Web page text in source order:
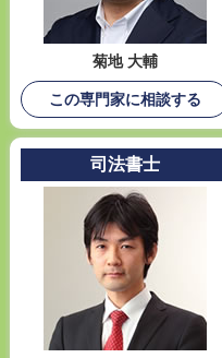
菊地 大輔
この専門家に相談する
司法書士